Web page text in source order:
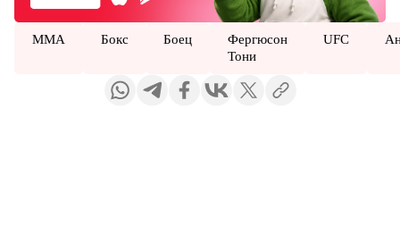
MMA Бокс Боец
Фергюсон
Тони
UFC